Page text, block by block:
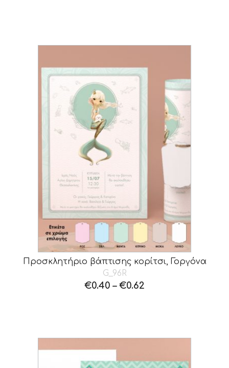
Προσκλητήριο βάπτισης κορίτσι, Γοργόνα
G_96R
€0.40 – €0.62